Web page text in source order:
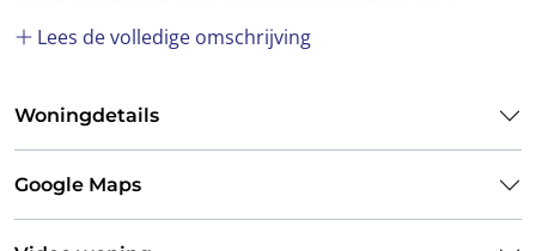
complete badkamers waarvan 2 badkamers en suite.
moderne architectuur, het gebruik van duurzame
materialen en een hoogstaande afwerking.
iedere dag verwelkomt wordt door volop natuurlijk
Lees de volledige omschrijving
Woningdetails
Google Maps